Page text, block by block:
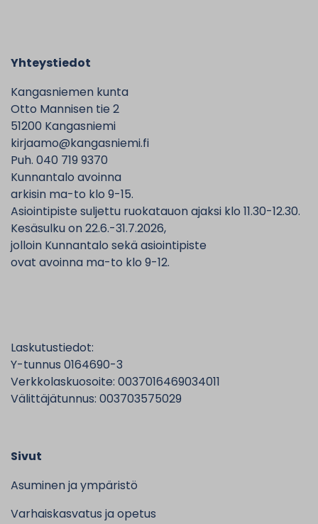
Yhteystiedot
Kangasniemen kunta
Otto Mannisen tie 2
51200 Kangasniemi
kirjaamo@kangasniemi.fi
Puh. 040 719 9370
Kunnantalo avoinna
arkisin ma-to klo 9-15.
Asiointipiste suljettu ruokatauon ajaksi klo 11.30-12.30.
Kesäsulku on 22.6.-31.7.2026,
jolloin Kunnantalo sekä asiointipiste
ovat avoinna ma-to klo 9-12.
Laskutustiedot:
Y-tunnus 0164690-3
Verkkolaskuosoite: 0037016469034011
Välittäjätunnus: 003703575029
Sivut
Asuminen ja ympäristö
Varhaiskasvatus ja opetus